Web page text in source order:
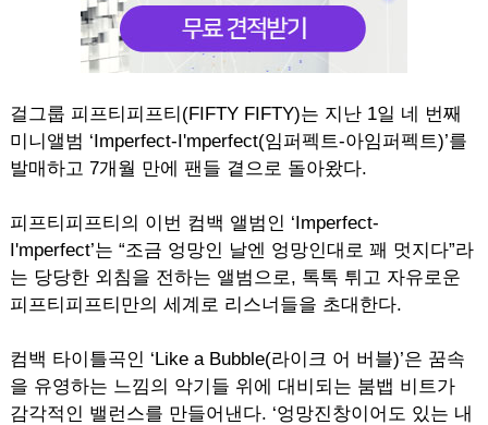
걸그룹 피프티피프티(FIFTY FIFTY)는 지난 1일 네 번째
미니앨범 ‘Imperfect-I'mperfect(임퍼펙트-아임퍼펙트)’를
발매하고 7개월 만에 팬들 곁으로 돌아왔다.
피프티피프티의 이번 컴백 앨범인 ‘Imperfect-
I'mperfect’는 “조금 엉망인 날엔 엉망인대로 꽤 멋지다”라
는 당당한 외침을 전하는 앨범으로, 톡톡 튀고 자유로운
피프티피프티만의 세계로 리스너들을 초대한다.
컴백 타이틀곡인 ‘Like a Bubble(라이크 어 버블)’은 꿈속
을 유영하는 느낌의 악기들 위에 대비되는 붐뱁 비트가
감각적인 밸런스를 만들어낸다. ‘엉망진창이어도 있는 내